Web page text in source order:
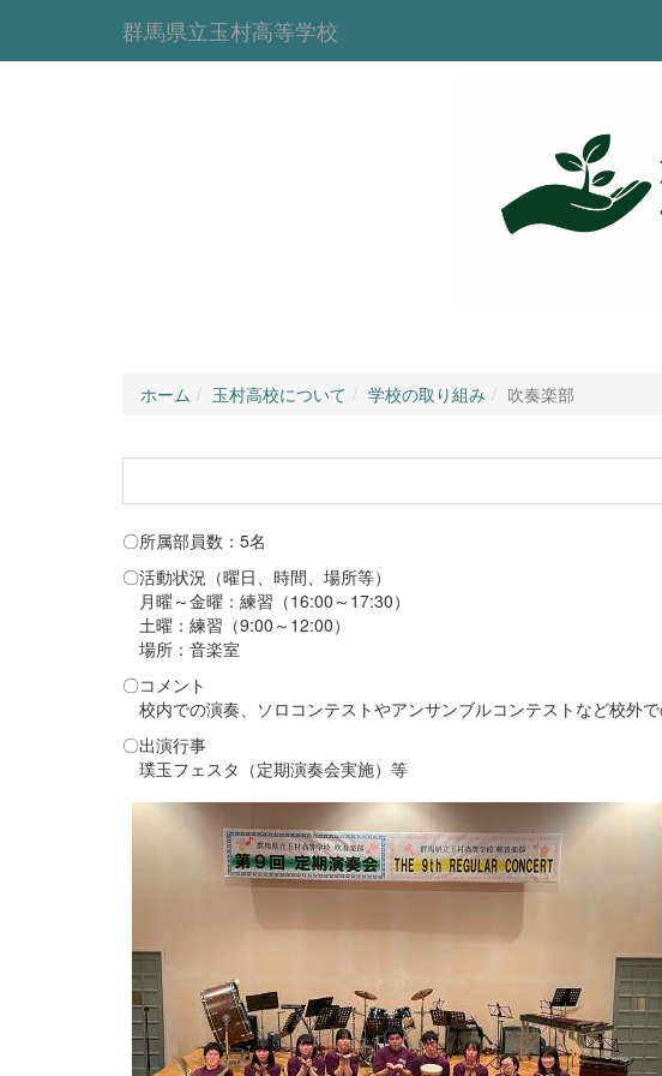
群馬県立玉村高等学校
ホーム 玉村高校について 学校の取り組み 吹奏楽部
〇所属部員数：5名
〇活動状況（曜日、時間、場所等）
月曜～金曜：練習（16:00～17:30）
土曜：練習（9:00～12:00）
場所：音楽室
〇コメント
校内での演奏、ソロコンテストやアンサンブルコンテストなど校外
〇出演行事
璞玉フェスタ（定期演奏会実施）等